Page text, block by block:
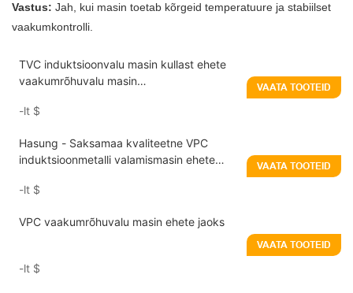
Vastus: Jah, kui masin toetab kõrgeid temperatuure ja stabiilset
vaakumkontrolli.
TVC induktsioonvalu masin kullast ehete
vaakumrõhuvalu masin
-lt $
VAATA TOOTEID
Hasung - Saksamaa kvaliteetne VPC
induktsioonmetalli valamismasin ehete
-lt $
VAATA TOOTEID
VPC vaakumrõhuvalu masin ehete jaoks
-lt $
VAATA TOOTEID